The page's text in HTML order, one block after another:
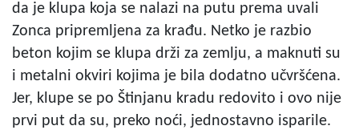
da je klupa koja se nalazi na putu prema uvali
Zonca pripremljena za krađu. Netko je razbio
beton kojim se klupa drži za zemlju, a maknuti su
i metalni okviri kojima je bila dodatno učvršćena.
Jer, klupe se po Štinjanu kradu redovito i ovo nije
prvi put da su, preko noći, jednostavno isparile.